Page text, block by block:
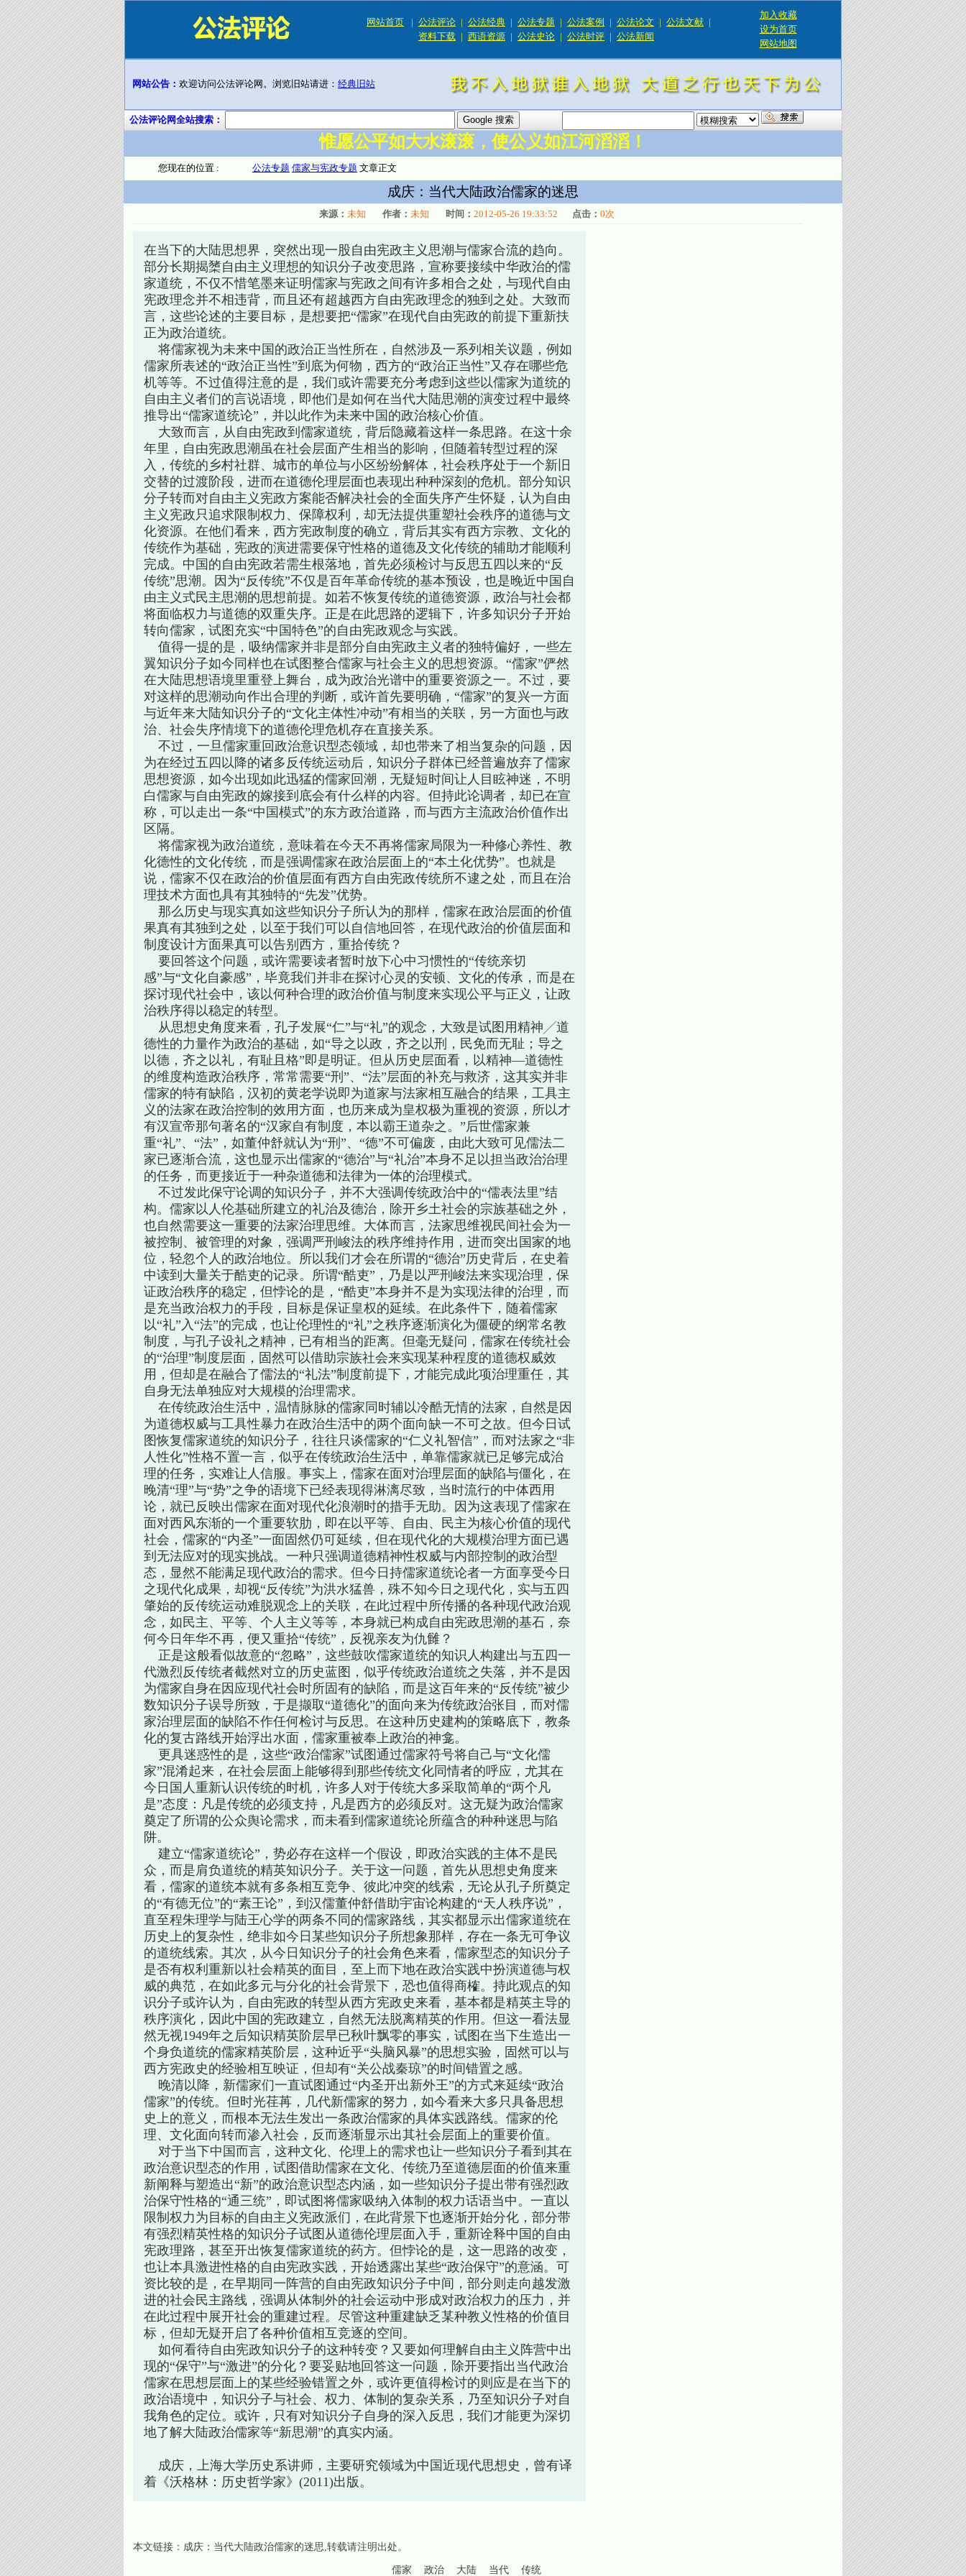
网站首页 | 公法评论 | 公法经典 | 公法专题 | 公法案例 | 公法论文 | 公法文献 |
资料下载 | 西语资源 | 公法史论 | 公法时评 | 公法新闻
加入收藏
设为首页
网站地图
网站公告： 欢迎访问公法评论网。浏览旧站请进： 经典旧站
公法评论网全站搜索：
惟愿公平如大水滚滚，使公义如江河滔滔！
您现在的位置 : 公法专题 儒家与宪政专题 文章正文
成庆：当代大陆政治儒家的迷思
来源： 未知 作者： 未知 时间： 2012-05-26 19:33:52 点击： 0次
在当下的大陆思想界，突然出现一股自由宪政主义思潮与儒家合流的趋向。
部分长期揭橥自由主义理想的知识分子改变思路，宣称要接续中华政治的儒
家道统，不仅不惜笔墨来证明儒家与宪政之间有许多相合之处，与现代自由
宪政理念并不相违背，而且还有超越西方自由宪政理念的独到之处。大致而
言，这些论述的主要目标，是想要把“儒家”在现代自由宪政的前提下重新扶
正为政治道统。
将儒家视为未来中国的政治正当性所在，自然涉及一系列相关议题，例如
儒家所表述的“政治正当性”到底为何物，西方的“政治正当性”又存在哪些危
机等等。不过值得注意的是，我们或许需要充分考虑到这些以儒家为道统的
自由主义者们的言说语境，即他们是如何在当代大陆思潮的演变过程中最终
推导出“儒家道统论”，并以此作为未来中国的政治核心价值。
大致而言，从自由宪政到儒家道统，背后隐藏着这样一条思路。在这十余
年里，自由宪政思潮虽在社会层面产生相当的影响，但随着转型过程的深
入，传统的乡村社群、城市的单位与小区纷纷解体，社会秩序处于一个新旧
交替的过渡阶段，进而在道德伦理层面也表现出种种深刻的危机。部分知识
分子转而对自由主义宪政方案能否解决社会的全面失序产生怀疑，认为自由
主义宪政只追求限制权力、保障权利，却无法提供重塑社会秩序的道德与文
化资源。在他们看来，西方宪政制度的确立，背后其实有西方宗教、文化的
传统作为基础，宪政的演进需要保守性格的道德及文化传统的辅助才能顺利
完成。中国的自由宪政若需生根落地，首先必须检讨与反思五四以来的“反
传统”思潮。因为“反传统”不仅是百年革命传统的基本预设，也是晚近中国自
由主义式民主思潮的思想前提。如若不恢复传统的道德资源，政治与社会都
将面临权力与道德的双重失序。正是在此思路的逻辑下，许多知识分子开始
转向儒家，试图充实“中国特色”的自由宪政观念与实践。
值得一提的是，吸纳儒家并非是部分自由宪政主义者的独特偏好，一些左
翼知识分子如今同样也在试图整合儒家与社会主义的思想资源。“儒家”俨然
在大陆思想语境里重登上舞台，成为政治光谱中的重要资源之一。不过，要
对这样的思潮动向作出合理的判断，或许首先要明确，“儒家”的复兴一方面
与近年来大陆知识分子的“文化主体性冲动”有相当的关联，另一方面也与政
治、社会失序情境下的道德伦理危机存在直接关系。
不过，一旦儒家重回政治意识型态领域，却也带来了相当复杂的问题，因
为在经过五四以降的诸多反传统运动后，知识分子群体已经普遍放弃了儒家
思想资源，如今出现如此迅猛的儒家回潮，无疑短时间让人目眩神迷，不明
白儒家与自由宪政的嫁接到底会有什么样的内容。但持此论调者，却已在宣
称，可以走出一条“中国模式”的东方政治道路，而与西方主流政治价值作出
区隔。
将儒家视为政治道统，意味着在今天不再将儒家局限为一种修心养性、教
化德性的文化传统，而是强调儒家在政治层面上的“本土化优势”。也就是
说，儒家不仅在政治的价值层面有西方自由宪政传统所不逮之处，而且在治
理技术方面也具有其独特的“先发”优势。
那么历史与现实真如这些知识分子所认为的那样，儒家在政治层面的价值
果真有其独到之处，以至于我们可以自信地回答，在现代政治的价值层面和
制度设计方面果真可以告别西方，重拾传统？
要回答这个问题，或许需要读者暂时放下心中习惯性的“传统亲切
感”与“文化自豪感”，毕竟我们并非在探讨心灵的安顿、文化的传承，而是在
探讨现代社会中，该以何种合理的政治价值与制度来实现公平与正义，让政
治秩序得以稳定的转型。
从思想史角度来看，孔子发展“仁”与“礼”的观念，大致是试图用精神╱道
德性的力量作为政治的基础，如“导之以政，齐之以刑，民免而无耻；导之
以德，齐之以礼，有耻且格”即是明证。但从历史层面看，以精神—道德性
的维度构造政治秩序，常常需要“刑”、“法”层面的补充与救济，这其实并非
儒家的特有缺陷，汉初的黄老学说即为道家与法家相互融合的结果，工具主
义的法家在政治控制的效用方面，也历来成为皇权极为重视的资源，所以才
有汉宣帝那句著名的“汉家自有制度，本以霸王道杂之。”后世儒家兼
重“礼”、“法”，如董仲舒就认为“刑”、“德”不可偏废，由此大致可见儒法二
家已逐渐合流，这也显示出儒家的“德治”与“礼治”本身不足以担当政治治理
的任务，而更接近于一种杂道德和法律为一体的治理模式。
不过发此保守论调的知识分子，并不大强调传统政治中的“儒表法里”结
构。儒家以人伦基础所建立的礼治及德治，除开乡土社会的宗族基础之外，
也自然需要这一重要的法家治理思维。大体而言，法家思维视民间社会为一
被控制、被管理的对象，强调严刑峻法的秩序维持作用，进而突出国家的地
位，轻忽个人的政治地位。所以我们才会在所谓的“德治”历史背后，在史着
中读到大量关于酷吏的记录。所谓“酷吏”，乃是以严刑峻法来实现治理，保
证政治秩序的稳定，但悖论的是，“酷吏”本身并不是为实现法律的治理，而
是充当政治权力的手段，目标是保证皇权的延续。在此条件下，随着儒家
以“礼”入“法”的完成，也让伦理性的“礼”之秩序逐渐演化为僵硬的纲常名教
制度，与孔子设礼之精神，已有相当的距离。但毫无疑问，儒家在传统社会
的“治理”制度层面，固然可以借助宗族社会来实现某种程度的道德权威效
用，但却是在融合了儒法的“礼法”制度前提下，才能完成此项治理重任，其
自身无法单独应对大规模的治理需求。
在传统政治生活中，温情脉脉的儒家同时辅以冷酷无情的法家，自然是因
为道德权威与工具性暴力在政治生活中的两个面向缺一不可之故。但今日试
图恢复儒家道统的知识分子，往往只谈儒家的“仁义礼智信”，而对法家之“非
人性化”性格不置一言，似乎在传统政治生活中，单靠儒家就已足够完成治
理的任务，实难让人信服。事实上，儒家在面对治理层面的缺陷与僵化，在
晚清“理”与“势”之争的语境下已经表现得淋漓尽致，当时流行的中体西用
论，就已反映出儒家在面对现代化浪潮时的措手无助。因为这表现了儒家在
面对西风东渐的一个重要软肋，即在以平等、自由、民主为核心价值的现代
社会，儒家的“内圣”一面固然仍可延续，但在现代化的大规模治理方面已遇
到无法应对的现实挑战。一种只强调道德精神性权威与内部控制的政治型
态，显然不能满足现代政治的需求。但今日持儒家道统论者一方面享受今日
之现代化成果，却视“反传统”为洪水猛兽，殊不知今日之现代化，实与五四
肇始的反传统运动难脱观念上的关联，在此过程中所传播的各种现代政治观
念，如民主、平等、个人主义等等，本身就已构成自由宪政思潮的基石，奈
何今日年华不再，便又重拾“传统”，反视亲友为仇雠？
正是这般看似故意的“忽略”，这些鼓吹儒家道统的知识人构建出与五四一
代激烈反传统者截然对立的历史蓝图，似乎传统政治道统之失落，并不是因
为儒家自身在因应现代社会时所固有的缺陷，而是这百年来的“反传统”被少
数知识分子误导所致，于是撷取“道德化”的面向来为传统政治张目，而对儒
家治理层面的缺陷不作任何检讨与反思。在这种历史建构的策略底下，教条
化的复古路线开始浮出水面，儒家重被奉上政治的神龛。
更具迷惑性的是，这些“政治儒家”试图通过儒家符号将自己与“文化儒
家”混淆起来，在社会层面上能够得到那些传统文化同情者的呼应，尤其在
今日国人重新认识传统的时机，许多人对于传统大多采取简单的“两个凡
是”态度：凡是传统的必须支持，凡是西方的必须反对。这无疑为政治儒家
奠定了所谓的公众舆论需求，而未看到儒家道统论所蕴含的种种迷思与陷
阱。
建立“儒家道统论”，势必存在这样一个假设，即政治实践的主体不是民
众，而是肩负道统的精英知识分子。关于这一问题，首先从思想史角度来
看，儒家的道统本就有多条相互竞争、彼此冲突的线索，无论从孔子所奠定
的“有德无位”的“素王论”，到汉儒董仲舒借助宇宙论构建的“天人秩序说”，
直至程朱理学与陆王心学的两条不同的儒家路线，其实都显示出儒家道统在
历史上的复杂性，绝非如今日某些知识分子所想象那样，存在一条无可争议
的道统线索。其次，从今日知识分子的社会角色来看，儒家型态的知识分子
是否有权利重新以社会精英的面目，至上而下地在政治实践中扮演道德与权
威的典范，在如此多元与分化的社会背景下，恐也值得商榷。持此观点的知
识分子或许认为，自由宪政的转型从西方宪政史来看，基本都是精英主导的
秩序演化，因此中国的宪政建立，自然无法脱离精英的作用。但这一看法显
然无视1949年之后知识精英阶层早已秋叶飘零的事实，试图在当下生造出一
个身负道统的儒家精英阶层，这种近乎“头脑风暴”的思想实验，固然可以与
西方宪政史的经验相互映证，但却有“关公战秦琼”的时间错置之感。
晚清以降，新儒家们一直试图通过“内圣开出新外王”的方式来延续“政治
儒家”的传统。但时光荏苒，几代新儒家的努力，如今看来大多只具备思想
史上的意义，而根本无法生发出一条政治儒家的具体实践路线。儒家的伦
理、文化面向转而渗入社会，反而逐渐显示出其社会层面上的重要价值。
对于当下中国而言，这种文化、伦理上的需求也让一些知识分子看到其在
政治意识型态的作用，试图借助儒家在文化、传统乃至道德层面的价值来重
新阐释与塑造出“新”的政治意识型态内涵，如一些知识分子提出带有强烈政
治保守性格的“通三统”，即试图将儒家吸纳入体制的权力话语当中。一直以
限制权力为目标的自由主义宪政派们，在此背景下也逐渐开始分化，部分带
有强烈精英性格的知识分子试图从道德伦理层面入手，重新诠释中国的自由
宪政理路，甚至开出恢复儒家道统的药方。但悖论的是，这一思路的改变，
也让本具激进性格的自由宪政实践，开始透露出某些“政治保守”的意涵。可
资比较的是，在早期同一阵营的自由宪政知识分子中间，部分则走向越发激
进的社会民主路线，强调从体制外的社会运动中形成对政治权力的压力，并
在此过程中展开社会的重建过程。尽管这种重建缺乏某种教义性格的价值目
标，但却无疑开启了各种价值相互竞逐的空间。
如何看待自由宪政知识分子的这种转变？又要如何理解自由主义阵营中出
现的“保守”与“激进”的分化？要妥贴地回答这一问题，除开要指出当代政治
儒家在思想层面上的某些经验错置之外，或许更值得检讨的则应是在当下的
政治语境中，知识分子与社会、权力、体制的复杂关系，乃至知识分子对自
我角色的定位。或许，只有对知识分子自身的深入反思，我们才能更为深切
地了解大陆政治儒家等“新思潮”的真实内涵。
成庆，上海大学历史系讲师，主要研究领域为中国近现代思想史，曾有译
着《沃格林：历史哲学家》(2011)出版。
本文链接： 成庆：当代大陆政治儒家的迷思,转载请注明出处。
儒家 政治 大陆 当代 传统